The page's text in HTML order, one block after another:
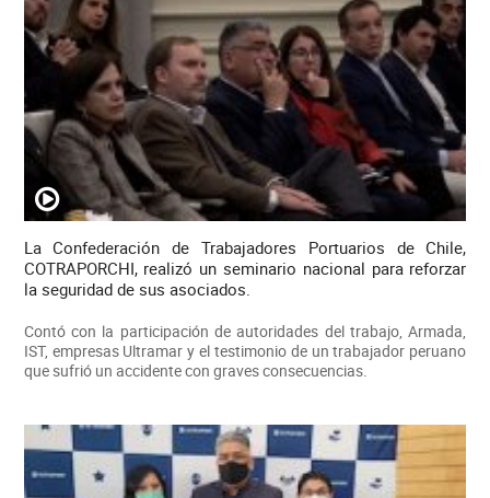
La Confederación de Trabajadores Portuarios de Chile,
COTRAPORCHI, realizó un seminario nacional para reforzar
la seguridad de sus asociados.
Contó con la participación de autoridades del trabajo, Armada,
IST, empresas Ultramar y el testimonio de un trabajador peruano
que sufrió un accidente con graves consecuencias.